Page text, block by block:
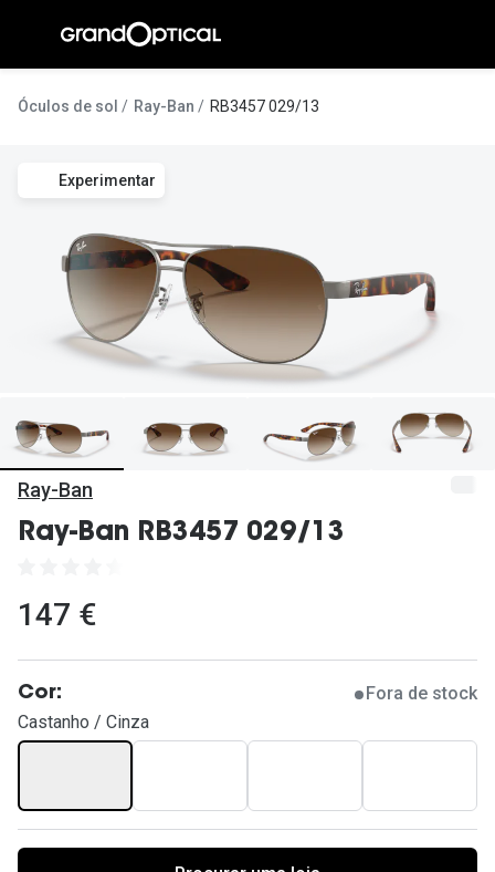
conteúdo
Pedro
Marta
Ayres
Inês
Óculos de sol Ray-Ban RB3457 029/13
Experimentar
Ray-Ban
Ray-Ban RB3457 029/13
147 €
Cor:
Fora de stock
Castanho / Cinza